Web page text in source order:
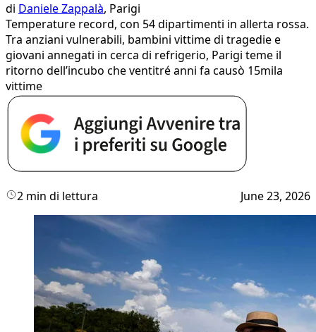
di Daniele Zappalà, Parigi
Temperature record, con 54 dipartimenti in allerta rossa.
Tra anziani vulnerabili, bambini vittime di tragedie e
giovani annegati in cerca di refrigerio, Parigi teme il
ritorno dell’incubo che ventitré anni fa causò 15mila
vittime
2 min di lettura June 23, 2026